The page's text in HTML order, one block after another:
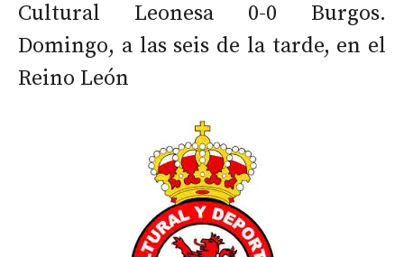
Cultural Leonesa 0-0 Burgos.
Domingo, a las seis de la tarde, en el
Reino León